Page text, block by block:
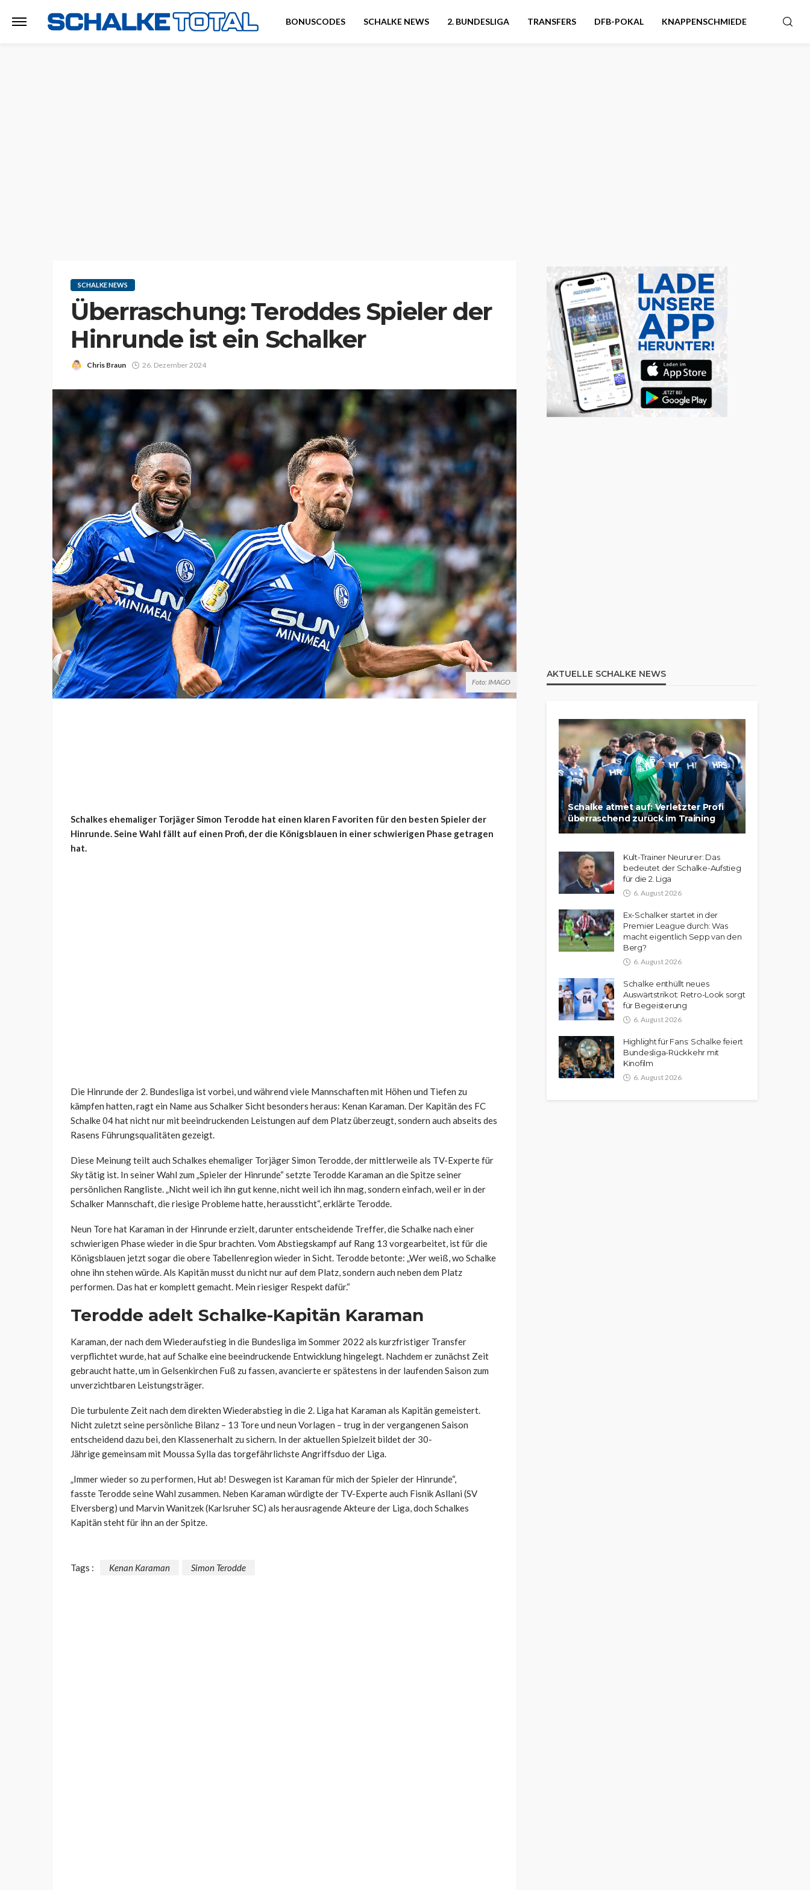
BONUSCODES SCHALKE NEWS 2. BUNDESLIGA TRANSFERS DFB-POKAL KNAPPENSCHMIEDE
SCHALKE NEWS
Überraschung: Teroddes Spieler der
Hinrunde ist ein Schalker
Chris Braun 26. Dezember 2024
Foto: IMAGO
Schalkes ehemaliger Torjäger Simon Terodde hat einen klaren Favoriten für den besten Spieler der
Hinrunde. Seine Wahl fällt auf einen Profi, der die Königsblauen in einer schwierigen Phase getragen
hat.
Die Hinrunde der 2. Bundesliga ist vorbei, und während viele Mannschaften mit Höhen und Tiefen zu
kämpfen hatten, ragt ein Name aus Schalker Sicht besonders heraus: Kenan Karaman. Der Kapitän des FC
Schalke 04 hat nicht nur mit beeindruckenden Leistungen auf dem Platz überzeugt, sondern auch abseits des
Rasens Führungsqualitäten gezeigt.
Diese Meinung teilt auch Schalkes ehemaliger Torjäger Simon Terodde, der mittlerweile als TV-Experte für
Skytätig ist. In seiner Wahl zum „Spieler der Hinrunde“ setzte Terodde Karaman an die Spitze seiner
persönlichen Rangliste. „Nicht weil ich ihn gut kenne, nicht weil ich ihn mag, sondern einfach, weil er in der
Schalker Mannschaft, die riesige Probleme hatte, heraussticht“, erklärte Terodde.
Neun Tore hat Karaman in der Hinrunde erzielt, darunter entscheidende Treffer, die Schalke nach einer
schwierigen Phase wieder in die Spur brachten. Vom Abstiegskampf auf Rang 13 vorgearbeitet, ist für die
Königsblauen jetzt sogar die obere Tabellenregion wieder in Sicht. Teroddebetonte: „Wer weiß, wo Schalke
ohne ihn stehen würde. Als Kapitän musst du nicht nur auf dem Platz, sondern auch neben dem Platz
performen. Das hat er komplett gemacht. Mein riesiger Respekt dafür.“
Terodde adelt Schalke-Kapitän Karaman
Karaman, der nach dem Wiederaufstieg in die Bundesliga im Sommer 2022 als kurzfristiger Transfer
verpflichtet wurde, hat auf Schalke eine beeindruckende Entwicklung hingelegt. Nachdem er zunächst Zeit
gebraucht hatte, um in Gelsenkirchen Fuß zu fassen, avancierte er spätestens in der laufenden Saison zum
unverzichtbaren Leistungsträger.
Die turbulente Zeit nach dem direkten Wiederabstieg in die 2. Liga hat Karaman als Kapitän gemeistert.
Nicht zuletzt seine persönliche Bilanz – 13 Tore und neun Vorlagen – trug in der vergangenen Saison
entscheidend dazu bei, den Klassenerhalt zu sichern. In der aktuellen Spielzeit bildet der 30-
Jährige gemeinsam mit Moussa Sylla das torgefährlichste Angriffsduo der Liga.
„Immer wieder so zu performen, Hut ab! Deswegen ist Karaman für mich der Spieler der Hinrunde“,
fasste Teroddeseine Wahl zusammen. Neben Karaman würdigte der TV-Experte auch FisnikAsllani (SV
Elversberg) und Marvin Wanitzek(Karlsruher SC) als herausragende Akteure der Liga, doch Schalkes
Kapitän steht für ihn an der Spitze.
Tags : Kenan Karaman Simon Terodde
AKTUELLE SCHALKE NEWS
Schalke atmet auf: Verletzter Profi
überraschend zurück im Training
Kult-Trainer Neururer: Das
bedeutet der Schalke-Aufstieg
für die 2. Liga
6. August 2026
Ex-Schalker startet in der
Premier League durch: Was
macht eigentlich Sepp van den
Berg?
6. August 2026
Schalke enthüllt neues
Auswärtstrikot: Retro-Look sorgt
für Begeisterung
6. August 2026
Highlight für Fans: Schalke feiert
Bundesliga-Rückkehr mit
Kinofilm
6. August 2026